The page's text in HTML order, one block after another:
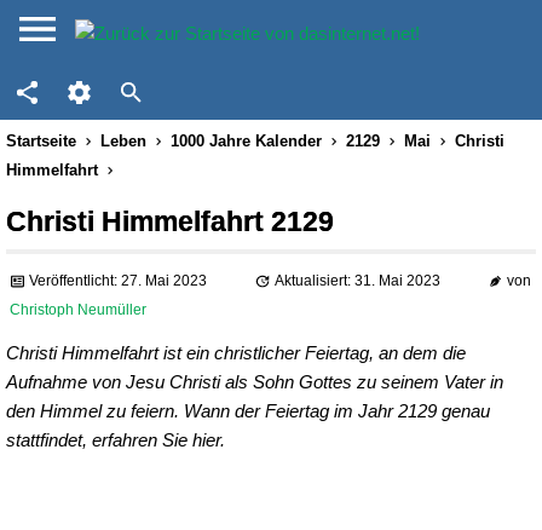
Startseite Leben 1000 Jahre Kalender 2129 Mai
Christi
Himmelfahrt
Christi Himmelfahrt 2129
Veröffentlicht: 27. Mai 2023 Aktualisiert: 31. Mai 2023
von
Christoph Neumüller
Christi Himmelfahrt ist ein christlicher Feiertag, an dem die
Aufnahme von Jesu Christi als Sohn Gottes zu seinem Vater in
den Himmel zu feiern. Wann der Feiertag im Jahr 2129 genau
stattfindet, erfahren Sie hier.